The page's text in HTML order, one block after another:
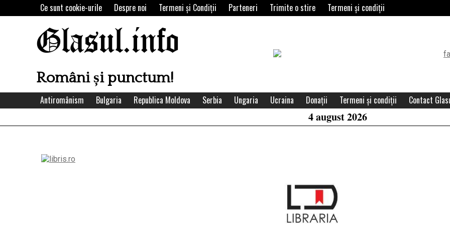
to
Ce sunt cookie-urile Despre noi Termeni şi Condiţii Parteneri Trimite o stire Termeni și condiții
Glasul.info
Români și punctum!
Header
Area
Antiromânism Bulgaria Republica Moldova Serbia Ungaria Ucraina Donații Termeni și condiții Contact
4 august 2026
Left
Asides